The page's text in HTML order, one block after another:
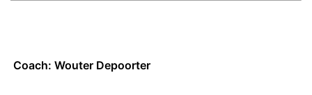
Coach: Wouter Depoorter